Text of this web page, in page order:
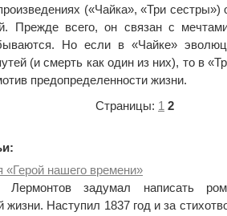
(«Чайка», «Три
Прежде всего, он связан с
Но если в «Чайке»
(и смерть как один из них), то в
предопределенности жизни.
Страницы: 1 2
«Герой нашего времени»
задумал написать
жизни. Наступил 1837 год и за